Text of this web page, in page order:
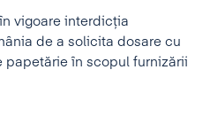
vigoare interdicția
de a solicita dosare cu
papetărie în scopul furnizării